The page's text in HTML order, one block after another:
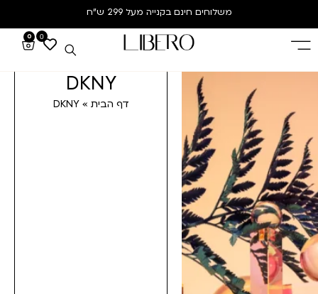
משלוחים חינם בקנייה מעל 299 ש”ח
0
0
DKNY
דף הבית »
DKNY